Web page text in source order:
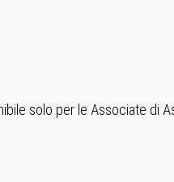
solo per le Associate di